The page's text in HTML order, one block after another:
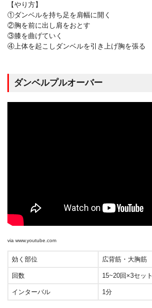
【やり方】
①ダンベルを持ち足を肩幅に開く
②胸を前に出し肩をおとす
③膝を曲げていく
④上体を起こしダンベルを引き上げ胸を張る
ダンベルプルオーバー
via www.youtube.com
効く部位 広背筋・大胸筋
回数 15~20回×3セット
インターバル 1分